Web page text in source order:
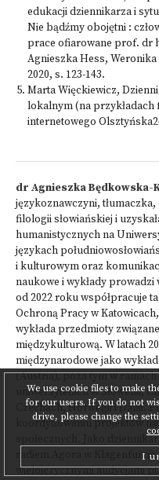
edukacji dziennikarza i
Nie bądźmy obojętni :
prace ofiarowane prof. dr
Agnieszka Hess,
2020, s. 123-143.
Marta Więckiewicz,
lokalnym (na przykładach
internetowego
dr Agnieszka Będkowska-
językoznawczyni,
filologii słowiańskiej i
humanistycznych na
językach
i kulturowym oraz
naukowe i wykłady
od 2022 roku współpracuje
Ochroną Pracy w
wykłada przedmioty
międzykulturową. W latach
międzynarodowe jako
(Austria), poza tym w ramach
uniwersytetach w Słowenii,
Czechach, Norwegii i Danii.
koordynowaniu projektów
społecznych. Jako
radiem Agora w
wielojęzycznymi audycjami
We use cookie files to make
for our users. If you do not
drive, please change the
I